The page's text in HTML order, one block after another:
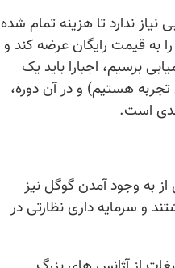
نیاز ندارد تا هزینه تمام شده
به قیمت رایگان عرضه کند و
برسیم، اجبارا باید یک
هستیم) و در آن دوره،
است.
به وجود آمدن گوگل نیز
و سرمایه داری نظارتی در